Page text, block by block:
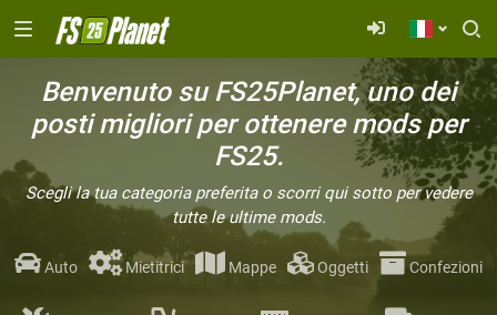
Benvenuto su FS25Planet, uno dei
posti migliori per ottenere mods per
FS25.
Scegli la tua categoria preferita o scorri qui sotto per vedere
tutte le ultime mods.
Auto Mietitrici Mappe Oggetti Confezioni